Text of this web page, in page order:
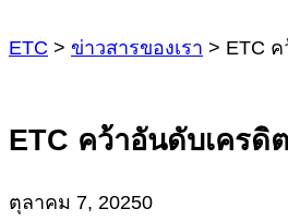
ETC > ข่าวสารของเรา > ETC ค
ETC คว้าอันดับเครดิ
ตุลาคม 7, 20250